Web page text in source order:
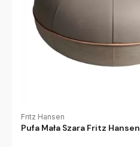
Fritz Hansen
Pufa Mała Szara Fritz Hansen